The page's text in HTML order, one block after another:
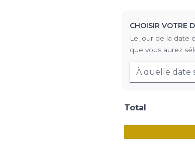
CHOISIR VOTRE
Le jour de la date
que vous aurez
Total